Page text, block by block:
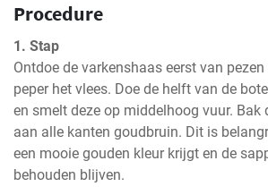
Procedure
1. Stap
Ontdoe de varkenshaas eerst van
peper het vlees. Doe de helft van de
en smelt deze op middelhoog vuur. Bak
aan alle kanten goudbruin. Dit is
een mooie gouden kleur krijgt en de
behouden blijven.